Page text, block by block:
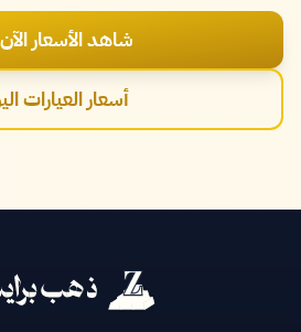
شاهد الأسعار
أسعار العيارات